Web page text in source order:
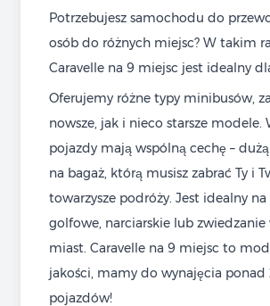
Potrzebujesz samochodu do
osób do różnych miejsc? W takim
Caravelle na 9 miejsc jest idealny
Oferujemy różne typy minibusów,
nowsze, jak i nieco starsze modele.
pojazdy mają wspólną cechę –
na bagaż, którą musisz zabrać Ty i
towarzysze podróży. Jest idealny
golfowe, narciarskie lub zwiedzanie
miast. Caravelle na 9 miejsc to
jakości, mamy do wynajęcia
pojazdów!